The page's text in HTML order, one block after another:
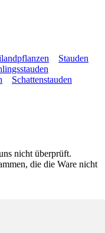
Stauden
Schattenstauden
nicht überprüft.
die die Ware nicht